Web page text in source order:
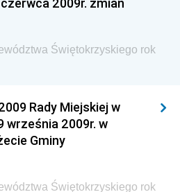
Lotnictwa Cywilnego
Hutnictwa i
Zdrowia i Opieki
Rolnictwa, Leśnictwa
Świętokrzyskiego rok
Rady Miejskiej w
września 2009r. w
Gminy
Świętokrzyskiego rok